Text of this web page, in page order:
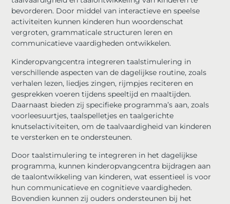
bevorderen. Door middel van interactieve en speelse
activiteiten kunnen kinderen hun woordenschat
vergroten, grammaticale structuren leren en
communicatieve vaardigheden ontwikkelen.
Kinderopvangcentra integreren taalstimulering in
verschillende aspecten van de dagelijkse routine, zoals
verhalen lezen, liedjes zingen, rijmpjes reciteren en
gesprekken voeren tijdens speeltijd en maaltijden.
Daarnaast bieden zij specifieke programma’s aan, zoals
voorleesuurtjes, taalspelletjes en taalgerichte
knutselactiviteiten, om de taalvaardigheid van kinderen
te versterken en te ondersteunen.
Door taalstimulering te integreren in het dagelijkse
programma, kunnen kinderopvangcentra bijdragen aan
de taalontwikkeling van kinderen, wat essentieel is voor
hun communicatieve en cognitieve vaardigheden.
Bovendien kunnen zij ouders ondersteunen bij het